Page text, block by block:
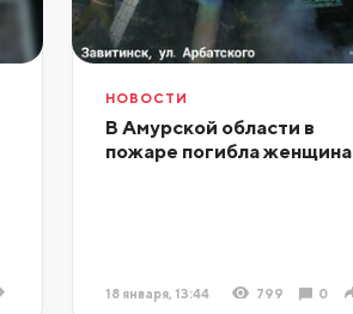
НОВОСТИ
В Амурской области в
пожаре погибла женщина
18 января, 13:44 799 0